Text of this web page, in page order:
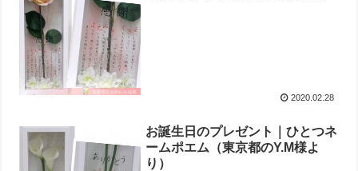
2020.02.28
お誕生日のプレゼント｜ひとつネ
ームポエム （東京都のY.M様よ
り ）